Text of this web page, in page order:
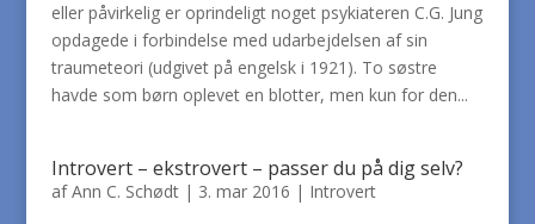
eller påvirkelig er oprindeligt noget psykiateren C.G. Jung
opdagede i forbindelse med udarbejdelsen af sin
traumeteori (udgivet på engelsk i 1921). To søstre
havde som børn oplevet en blotter, men kun for den...
Introvert – ekstrovert – passer du på dig selv?
afAnn C. Schødt| 3. mar 2016 | Introvert